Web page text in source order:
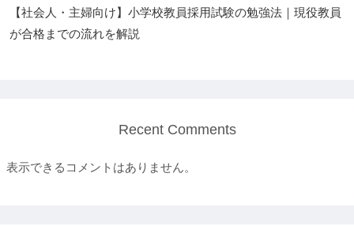
【社会人・主婦向け】小学校教員採用試験の勉強法｜現役教員
が合格までの流れを解説
Recent Comments
表示できるコメントはありません。